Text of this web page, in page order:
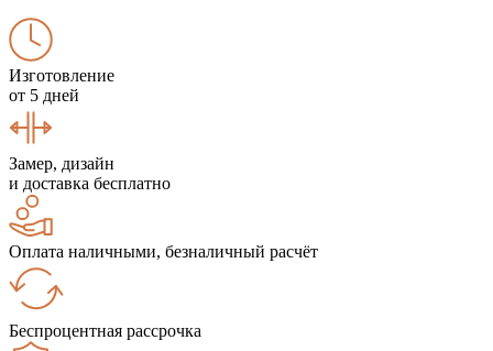
Изготовление
от 5 дней
Замер, дизайн
и доставка бесплатно
Оплата наличными, безналичный расчёт
Беспроцентная рассрочка